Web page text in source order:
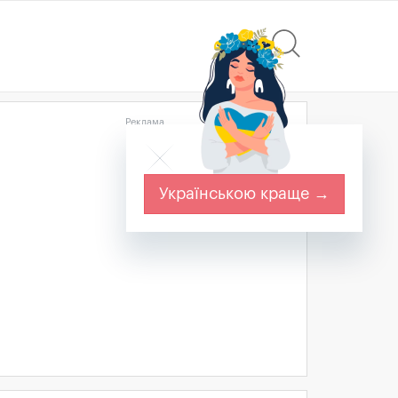
Реклама
Українською краще →